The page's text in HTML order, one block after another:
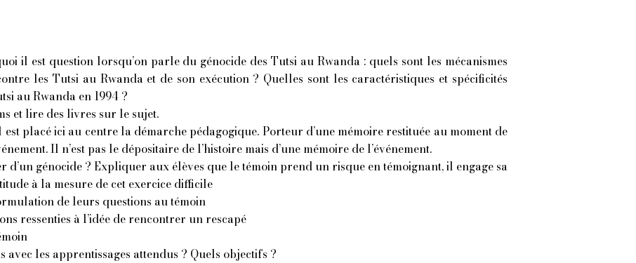
il est question lorsqu’on parle du génocide des Tutsi au Rwanda : quels sont les mécanismes
les Tutsi au Rwanda et de son exécution ? Quelles sont les caractéristiques et spécificités
au Rwanda en 1994 ?
et lire des livres sur le sujet.
est placé ici au centre la démarche pédagogique. Porteur d’une mémoire restituée au moment de
Il n’est pas le dépositaire de l’histoire mais d’une mémoire de l’événement.
d’un génocide ? Expliquer aux élèves que le témoin prend un risque en témoignant, il engage sa
à la mesure de cet exercice difficile
de leurs questions au témoin
ressenties à l’idée de rencontrer un rescapé
les apprentissages attendus ? Quels objectifs ?